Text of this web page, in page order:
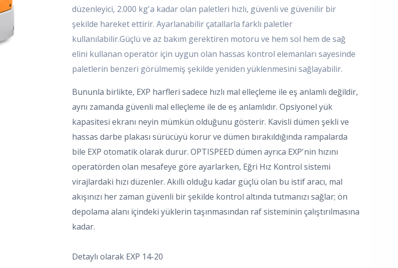
düzenleyici, 2.000 kg'a kadar olan paletleri hızlı, güvenli ve güvenilir bir
şekilde hareket ettirir. Ayarlanabilir çatallarla farklı paletler
kullanılabilir.Güçlü ve az bakım gerektiren motoru ve hem sol hem de sağ
elini kullanan operatör için uygun olan hassas kontrol elemanları sayesinde
paletlerin benzeri görülmemiş şekilde yeniden yüklenmesini sağlayabilir.
Bununla birlikte, EXP harfleri sadece hızlı mal elleçleme ile eş anlamlı değildir,
aynı zamanda güvenli mal elleçleme ile de eş anlamlıdır. Opsiyonel yük
kapasitesi ekranı neyin mümkün olduğunu gösterir. Kavisli dümen şekli ve
hassas darbe plakası sürücüyü korur ve dümen bırakıldığında rampalarda
bile EXP otomatik olarak durur. OPTISPEED dümen ayrıca EXP'nin hızını
operatörden olan mesafeye göre ayarlarken, Eğri Hız Kontrol sistemi
virajlardaki hızı düzenler. Akıllı olduğu kadar güçlü olan bu istif aracı, mal
akışınızı her zaman güvenli bir şekilde kontrol altında tutmanızı sağlar; ön
depolama alanı içindeki yüklerin taşınmasından raf sisteminin çalıştırılmasına
kadar.
Detaylı olarak EXP 14-20